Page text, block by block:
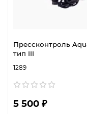
Прессконтроль
тип III
1289
5 500 ₽